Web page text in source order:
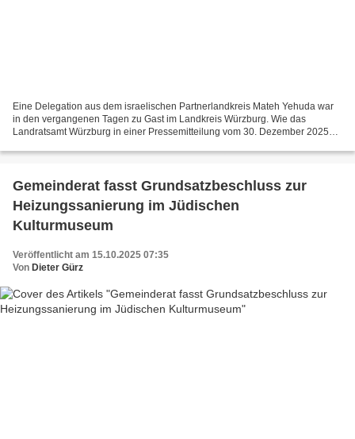
Eine Delegation aus dem israelischen Partnerlandkreis Mateh Yehuda war
in den vergangenen Tagen zu Gast im Landkreis Würzburg. Wie das
Landratsamt Würzburg in einer Pressemitteilung vom 30. Dezember 2025
Gemeinderat fasst Grundsatzbeschluss zur
Heizungssanierung im Jüdischen
Kulturmuseum
Veröffentlicht am 15.10.2025 07:35
Von Dieter Gürz